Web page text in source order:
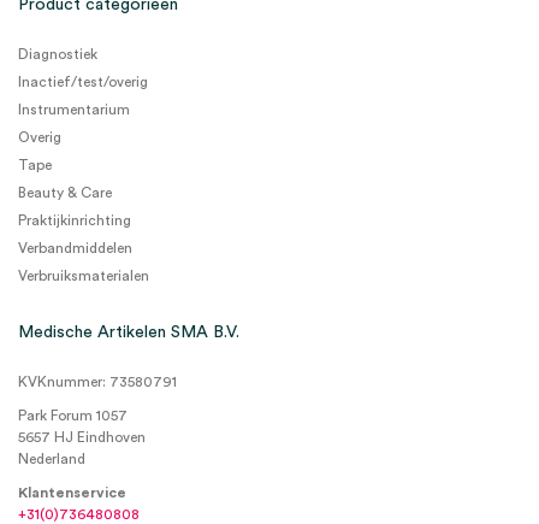
Product categorieën
Diagnostiek
Inactief/test/overig
Instrumentarium
Overig
Tape
Beauty & Care
Praktijkinrichting
Verbandmiddelen
Verbruiksmaterialen
Medische Artikelen SMA B.V.
KVKnummer: 73580791
Park Forum 1057
5657 HJ Eindhoven
Nederland
Klantenservice
+31(0)736480808